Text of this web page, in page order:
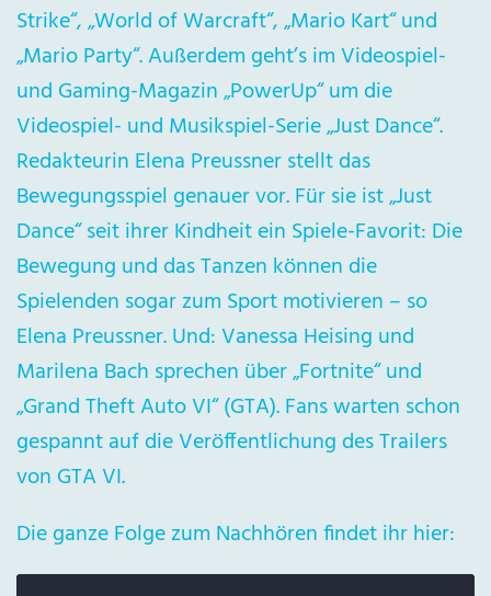
Strike“, „World of Warcraft“, „Mario Kart“ und
„Mario Party“. Außerdem geht’s im Videospiel-
und Gaming-Magazin „PowerUp“ um die
Videospiel- und Musikspiel-Serie „Just Dance“.
Redakteurin Elena Preussner stellt das
Bewegungsspiel genauer vor. Für sie ist „Just
Dance“ seit ihrer Kindheit ein Spiele-Favorit: Die
Bewegung und das Tanzen können die
Spielenden sogar zum Sport motivieren – so
Elena Preussner. Und: Vanessa Heising und
Marilena Bach sprechen über „Fortnite“ und
„Grand Theft Auto VI“ (GTA). Fans warten schon
gespannt auf die Veröffentlichung des Trailers
von GTA VI.
Die ganze Folge zum Nachhören findet ihr hier: